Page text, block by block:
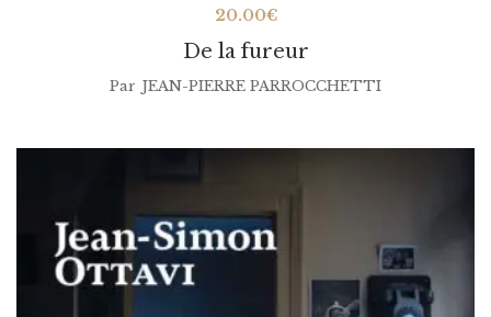
De la fureur
20.00€
Par JEAN-PIERRE PARROCCHETTI